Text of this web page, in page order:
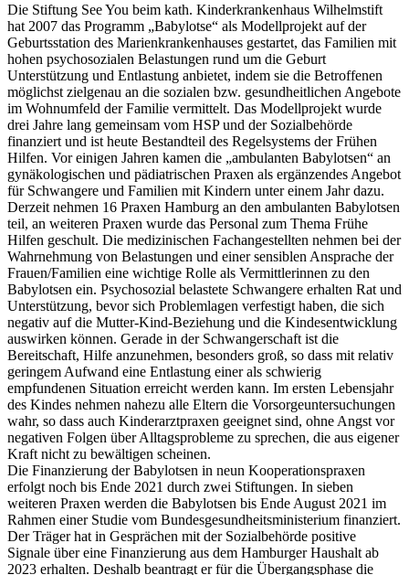
Die Stiftung See You beim kath. Kinderkrankenhaus Wilhelmstift
hat 2007 das Programm „Babylotse“ als Modellprojekt auf der
Geburtsstation des Marienkrankenhauses gestartet, das Familien mit
hohen psychosozialen Belastungen rund um die Geburt
Unterstützung und Entlastung anbietet, indem sie die Betroffenen
möglichst zielgenau an die sozialen bzw. gesundheitlichen Angebote
im Wohnumfeld der Familie vermittelt. Das Modellprojekt wurde
drei Jahre lang gemeinsam vom HSP und der Sozialbehörde
finanziert und ist heute Bestandteil des Regelsystems der Frühen
Hilfen. Vor einigen Jahren kamen die „ambulanten Babylotsen“ an
gynäkologischen und pädiatrischen Praxen als ergänzendes Angebot
für Schwangere und Familien mit Kindern unter einem Jahr dazu.
Derzeit nehmen 16 Praxen Hamburg an den ambulanten Babylotsen
teil, an weiteren Praxen wurde das Personal zum Thema Frühe
Hilfen geschult. Die medizinischen Fachangestellten nehmen bei der
Wahrnehmung von Belastungen und einer sensiblen Ansprache der
Frauen/Familien eine wichtige Rolle als Vermittlerinnen zu den
Babylotsen ein. Psychosozial belastete Schwangere erhalten Rat und
Unterstützung, bevor sich Problemlagen verfestigt haben, die sich
negativ auf die Mutter-Kind-Beziehung und die Kindesentwicklung
auswirken können. Gerade in der Schwangerschaft ist die
Bereitschaft, Hilfe anzunehmen, besonders groß, so dass mit relativ
geringem Aufwand eine Entlastung einer als schwierig
empfundenen Situation erreicht werden kann. Im ersten Lebensjahr
des Kindes nehmen nahezu alle Eltern die Vorsorgeuntersuchungen
wahr, so dass auch Kinderarztpraxen geeignet sind, ohne Angst vor
negativen Folgen über Alltagsprobleme zu sprechen, die aus eigener
Kraft nicht zu bewältigen scheinen.
Die Finanzierung der Babylotsen in neun Kooperationspraxen
erfolgt noch bis Ende 2021 durch zwei Stiftungen. In sieben
weiteren Praxen werden die Babylotsen bis Ende August 2021 im
Rahmen einer Studie vom Bundesgesundheitsministerium finanziert.
Der Träger hat in Gesprächen mit der Sozialbehörde positive
Signale über eine Finanzierung aus dem Hamburger Haushalt ab
2023 erhalten. Deshalb beantragt er für die Übergangsphase die